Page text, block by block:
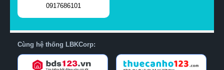
0917686101
Cùng hệ thống LBKCorp: